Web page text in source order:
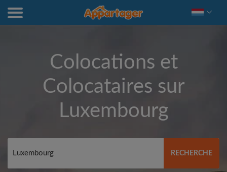
Colocations et
Colocataires sur
Luxembourg
RECHERCHE